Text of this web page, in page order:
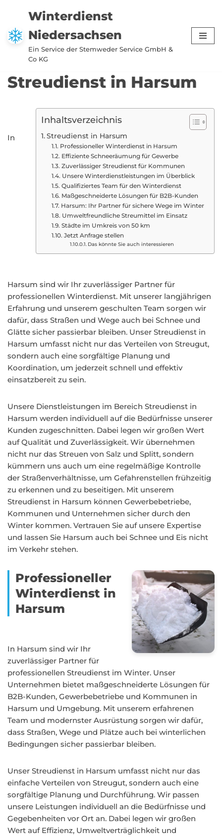
Zum
Inhalt
springen
Winterdienst
Niedersachsen
Ein Service der Stemweder Service GmbH &
Co KG
Streudienst in Harsum
Inhaltsverzeichnis
Streudienst in Harsum
Professioneller Winterdienst in Harsum
Effiziente Schneeräumung für Gewerbe
Zuverlässiger Streudienst für Kommunen
Unsere Winterdienstleistungen im Überblick
Qualifiziertes Team für den Winterdienst
Maßgeschneiderte Lösungen für B2B-Kunden
Harsum: Ihr Partner für sichere Wege im Winter
Umweltfreundliche Streumittel im Einsatz
Städte im Umkreis von 50 km
Jetzt Anfrage stellen
Das könnte Sie auch interessieren
In
Harsum sind wir Ihr zuverlässiger Partner für
professionellen Winterdienst. Mit unserer langjährigen
Erfahrung und unserem geschulten Team sorgen wir
dafür, dass Straßen und Wege auch bei Schnee und
Glätte sicher passierbar bleiben. Unser Streudienst in
Harsum umfasst nicht nur das Verteilen von Streugut,
sondern auch eine sorgfältige Planung und
Koordination, um jederzeit schnell und effektiv
einsatzbereit zu sein.
Unsere Dienstleistungen im Bereich Streudienst in
Harsum werden individuell auf die Bedürfnisse unserer
Kunden zugeschnitten. Dabei legen wir großen Wert
auf Qualität und Zuverlässigkeit. Wir übernehmen
nicht nur das Streuen von Salz und Splitt, sondern
kümmern uns auch um eine regelmäßige Kontrolle
der Straßenverhältnisse, um Gefahrenstellen frühzeitig
zu erkennen und zu beseitigen. Mit unserem
Streudienst in Harsum können Gewerbebetriebe,
Kommunen und Unternehmen sicher durch den
Winter kommen. Vertrauen Sie auf unsere Expertise
und lassen Sie Harsum auch bei Schnee und Eis nicht
im Verkehr stehen.
Professioneller
Winterdienst in
Harsum
In Harsum sind wir Ihr
zuverlässiger Partner für
professionellen Streudienst im Winter. Unser
Unternehmen bietet maßgeschneiderte Lösungen für
B2B-Kunden, Gewerbebetriebe und Kommunen in
Harsum und Umgebung. Mit unserem erfahrenen
Team und modernster Ausrüstung sorgen wir dafür,
dass Straßen, Wege und Plätze auch bei winterlichen
Bedingungen sicher passierbar bleiben.
Unser Streudienst in Harsum umfasst nicht nur das
einfache Verteilen von Streugut, sondern auch eine
sorgfältige Planung und Durchführung. Wir passen
unsere Leistungen individuell an die Bedürfnisse und
Gegebenheiten vor Ort an. Dabei legen wir großen
Wert auf Effizienz, Umweltverträglichkeit und